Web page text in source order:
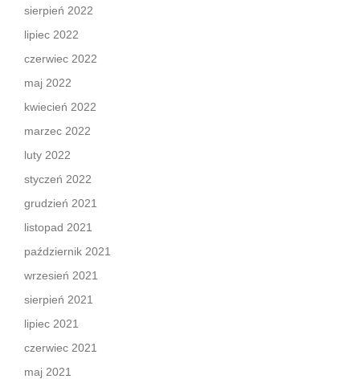
sierpień 2022
lipiec 2022
czerwiec 2022
maj 2022
kwiecień 2022
marzec 2022
luty 2022
styczeń 2022
grudzień 2021
listopad 2021
październik 2021
wrzesień 2021
sierpień 2021
lipiec 2021
czerwiec 2021
maj 2021